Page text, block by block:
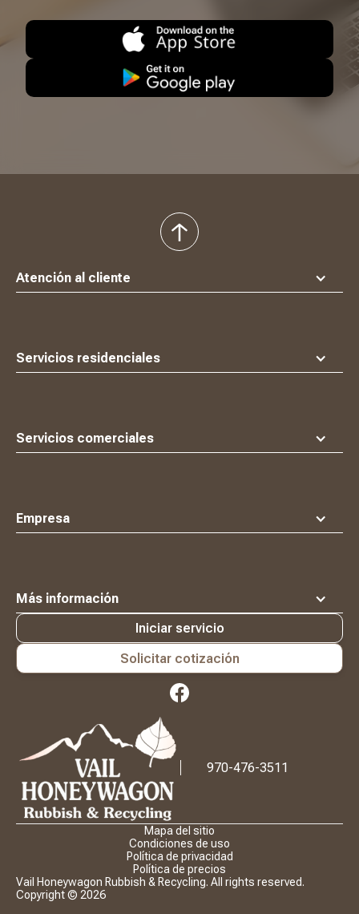
Atención al cliente
Servicios residenciales
Servicios comerciales
Empresa
Más información
volver
al
Waste
Connections
970-476-3511
Iniciar servicio
Solicitar cotización
Mapa del sitio
Condiciones de uso
Política de privacidad
Política de precios
Vail Honeywagon Rubbish & Recycling. All rights reserved.
Copyright © 2026